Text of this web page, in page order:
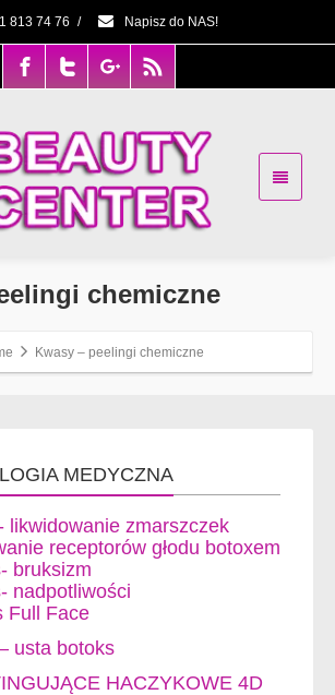
813 74 76 / Napisz do NAS!
chemiczne
Kwasy – peelingi chemiczne
MEDYCZNA
likwidowanie zmarszczek
receptorów głodu botoxem
bruksizm
nadpotliwości
Full Face
usta botoks
HACZYKOWE 4D